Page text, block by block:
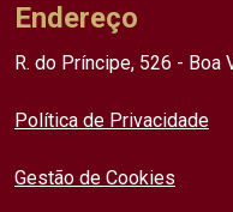
Endereço
R. do Príncipe, 526 -
Política de Privacidade
Gestão de Cookies